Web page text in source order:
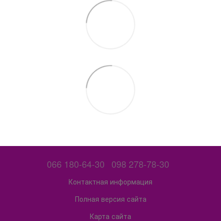
066 180-64-30 098 278-78-30
Контактная информация
Полная версия сайта
Карта сайта